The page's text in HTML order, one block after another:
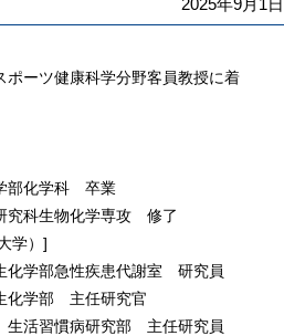
2025年9月1日
ポーツ健康科学分野客員教授に着
部化学科 卒業
科生物化学専攻 修了
学）]
学部急性疾患代謝室 研究員
化学部 主任研究官
活習慣病研究部 主任研究員